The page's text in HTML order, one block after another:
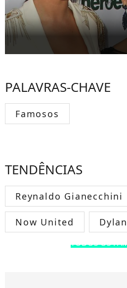
PALAVRAS-CHAVE
Famosos
TENDÊNCIAS
Reynaldo Gianecchini
Now United
TODOS OS